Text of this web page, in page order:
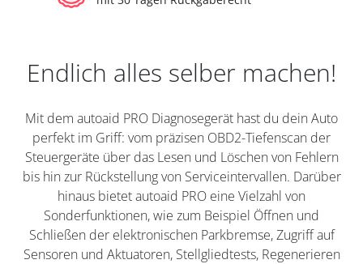
Endlich alles selber machen!
Mit dem autoaid PRO Diagnosegerät hast du dein Auto
perfekt im Griff: vom präzisen OBD2-Tiefenscan der
Steuergeräte über das Lesen und Löschen von Fehlern
bis hin zur Rückstellung von Serviceintervallen. Darüber
hinaus bietet autoaid PRO eine Vielzahl von
Sonderfunktionen, wie zum Beispiel Öffnen und
Schließen der elektronischen Parkbremse, Zugriff auf
Sensoren und Aktuatoren, Stellgliedtests, Regenerieren